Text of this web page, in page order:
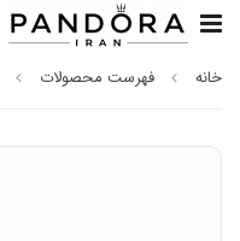
خانه فهرست محصولات